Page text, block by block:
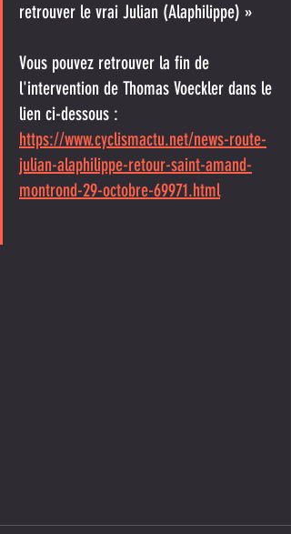
retrouver le vrai Julian (Alaphilippe) »
Vous pouvez retrouver la fin de
l'intervention de Thomas Voeckler dans le
lien ci-dessous :
https://www.cyclismactu.net/news-route-
julian-alaphilippe-retour-saint-amand-
montrond-29-octobre-69971.html